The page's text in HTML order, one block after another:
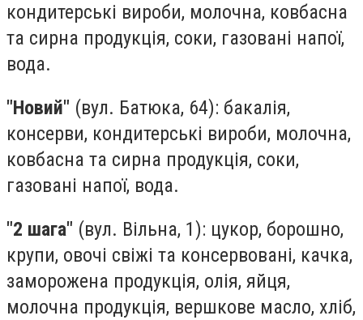
кондитерські вироби, молочна, ковбасна
та сирна продукція, соки, газовані напої,
вода.
"Новий" (вул. Батюка, 64): бакалія,
консерви, кондитерські вироби, молочна,
ковбасна та сирна продукція, соки,
газовані напої, вода.
"2 шага" (вул. Вільна, 1): цукор, борошно,
крупи, овочі свіжі та консервовані, качка,
заморожена продукція, олія, яйця,
молочна продукція, вершкове масло, хліб,